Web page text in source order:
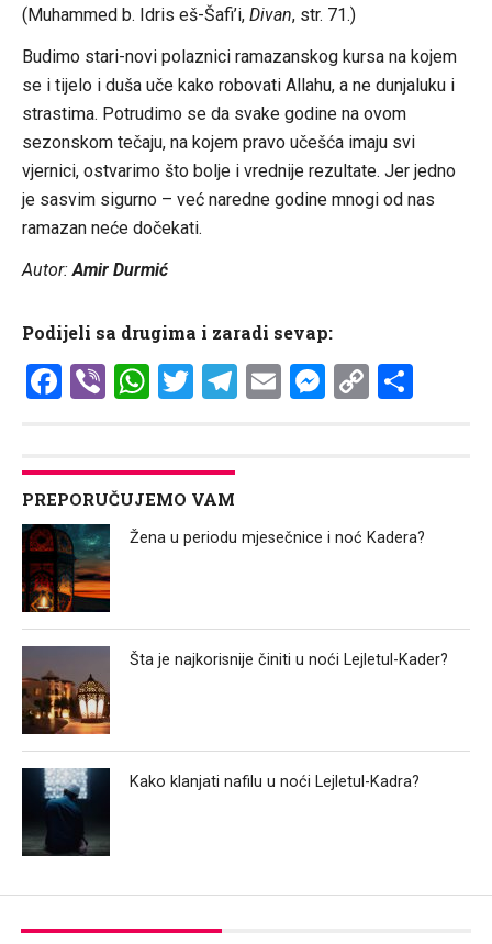
(Muhammed b. Idris eš-Šafi’i, Divan, str. 71.)
Budimo stari-novi polaznici ramazanskog kursa na kojem
se i tijelo i duša uče kako robovati Allahu, a ne dunjaluku i
strastima. Potrudimo se da svake godine na ovom
sezonskom tečaju, na kojem pravo učešća imaju svi
vjernici, ostvarimo što bolje i vrednije rezultate. Jer jedno
je sasvim sigurno – već naredne godine mnogi od nas
ramazan neće dočekati.
Autor: Amir Durmić
Podijeli sa drugima i zaradi sevap:
Facebook
ViberWhatsApp
Twitter
Telegram
EmailCopy
PREPORUČUJEMO VAM
Žena u periodu mjesečnice i noć Kadera?
Šta je najkorisnije činiti u noći Lejletul-Kader?
Kako klanjati nafilu u noći Lejletul-Kadra?